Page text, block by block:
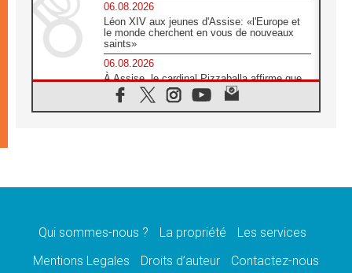
06.08.2026
Léon XIV aux jeunes d'Assise: «l'Europe et
le monde cherchent en vous de nouveaux
saints»
06.08.2026
À Assise, le cardinal Pizzaballa affirme que
«les chrétiens veulent la paix»
06.08.2026
message de paix et de dignité humaine»
«La visite du Pape en Uruguay renforcera
Qui sommes-nous ? La propriété
Les services
Mentions Legales
Droits d’auteur Contactez-nous